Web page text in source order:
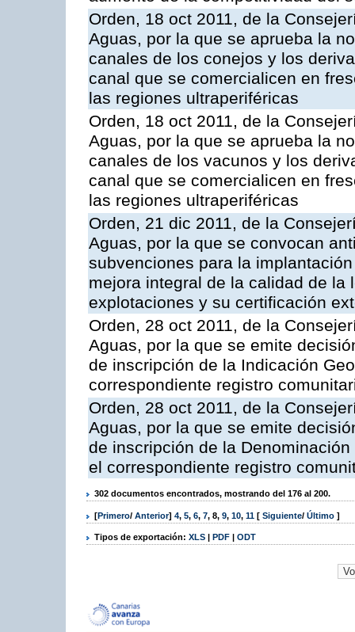
Orden, 18 oct 2011, de la
Aguas, por la que se aprueba la
canales de los conejos y los
canal que se comercialicen en
las regiones ultraperiféricas
Orden, 18 oct 2011, de la
Aguas, por la que se aprueba la
canales de los vacunos y los
canal que se comercialicen en
las regiones ultraperiféricas
Orden, 21 dic 2011, de la
Aguas, por la que se convocan
subvenciones para la
mejora integral de la calidad de
explotaciones y su certificación
Orden, 28 oct 2011, de la
Aguas, por la que se emite
de inscripción de la Indicación
correspondiente registro
Orden, 28 oct 2011, de la
Aguas, por la que se emite
de inscripción de la
el correspondiente registro
302 documentos encontrados, mostrando del 176 al 200.
[Primero/ Anterior] 4, 5, 6, 7, 8, 9, 10, 11 [ Siguiente/ Último ]
Tipos de exportación: XLS | PDF | ODT